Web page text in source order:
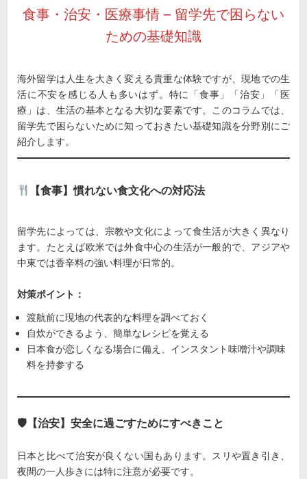
食事・治安・医療事情 – 留学先で困らない
ための基礎知識
海外留学は人生を大きく変える貴重な体験ですが、現地での生
活に不安を感じる人も多いはず。特に「食事」「治安」「医
療」は、生活の基本となる大切な要素です。このコラムでは、
留学先で困らないために知っておきたい基礎知識を分野別にご
紹介します。
【食事】慣れない食文化への対応法
留学先によっては、宗教や文化によって食生活が大きく異なり
ます。たとえば欧米では外食中心の生活が一般的で、アジアや
中東では香辛料の強い料理が日常的。
対策ポイント：
渡航前に現地の代表的な料理を調べておく
自炊ができるよう、簡単なレシピを覚える
日本食が恋しくなる場合に備え、インスタント味噌汁や調味
料を持参する
🛡【治安】安全に過ごすためにすべきこと
日本と比べて治安が良くない国もあります。スリや置き引き、
夜間の一人歩きには特に注意が必要です。